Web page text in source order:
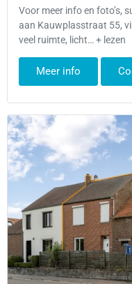
Voor meer info en foto’s,
aan Kauwplasstraat 55,
veel ruimte, licht… + lezen
Meer info